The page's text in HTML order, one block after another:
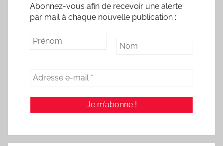
Abonnez-vous afin de recevoir une alerte
par mail à chaque nouvelle publication :